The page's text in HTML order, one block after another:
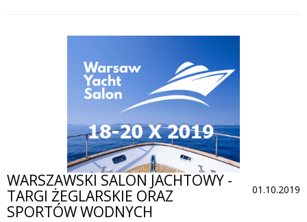
01.10.2019
WARSZAWSKI SALON JACHTOWY -
TARGI ŻEGLARSKIE ORAZ
SPORTÓW WODNYCH